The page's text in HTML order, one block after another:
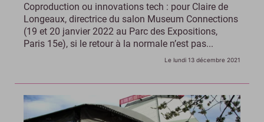
Coproduction ou innovations tech : pour Claire de
Longeaux, directrice du salon Museum Connections
(19 et 20 janvier 2022 au Parc des Expositions,
Paris 15e), si le retour à la normale n’est pas...
Le lundi 13 décembre 2021